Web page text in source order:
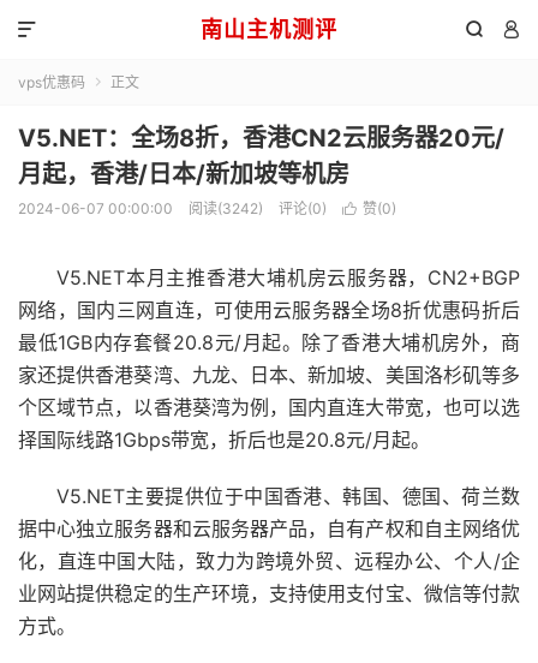
南山主机测评  

vps优惠码  正文
V5.NET：全场8折，香港CN2云服务器20元/
月起，香港/日本/新加坡等机房
2024-06-07 00:00:00 阅读(3242) 评论(0)  赞(0)
V5.NET本月主推香港大埔机房云服务器，CN2+BGP
网络，国内三网直连，可使用云服务器全场8折优惠码折后
最低1GB内存套餐20.8元/月起。除了香港大埔机房外，商
家还提供香港葵湾、九龙、日本、新加坡、美国洛杉矶等多
个区域节点，以香港葵湾为例，国内直连大带宽，也可以选
择国际线路1Gbps带宽，折后也是20.8元/月起。
V5.NET主要提供位于中国香港、韩国、德国、荷兰数
据中心独立服务器和云服务器产品，自有产权和自主网络优
化，直连中国大陆，致力为跨境外贸、远程办公、个人/企
业网站提供稳定的生产环境，支持使用支付宝、微信等付款
方式。